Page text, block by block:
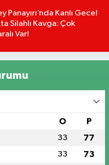
Panayırı’nda Kanlı Gece!
Silahlı Kavga: Çok
Var!
O P
33 77
33 73